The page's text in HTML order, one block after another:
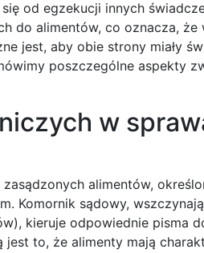
od egzekucji innych
do alimentów, co oznacza,
jest, aby obie strony miały
poszczególne aspekty
w
alimentów,
Komornik sądowy,
kieruje odpowiednie pisma
jest to, że alimenty mają